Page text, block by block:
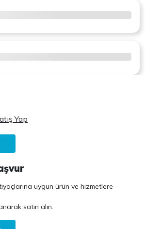
Yap
uygun ürün ve hizmetlere
satın alın.